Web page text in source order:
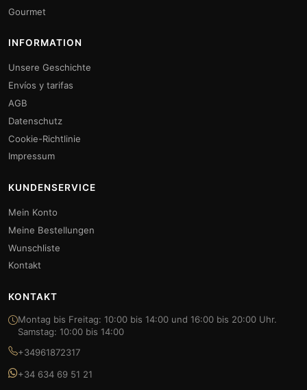
Gourmet
INFORMATION
Unsere Geschichte
Envíos y tarifas
AGB
Datenschutz
Cookie-Richtlinie
Impressum
KUNDENSERVICE
Mein Konto
Meine Bestellungen
Wunschliste
Kontakt
KONTAKT
Montag bis Freitag: 10:00 bis 14:00 und 16:00 bis 20:00 Uhr.
Samstag: 10:00 bis 14:00
+34961872317
+34 634 69 51 21